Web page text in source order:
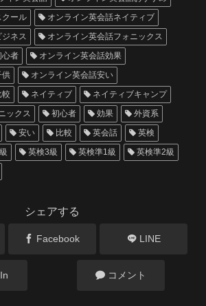
クール
オンライン英会話ネイティブ
ネス
オンライン英会話フォニックス
心者
オンライン英会話効果
供
オンライン英会話安い
較
ネイティブ
ネイティブキャンプ
ックス 初心者 効果
外資系
安い 比較 英会話
英検
英検3級 英検準1級
英検準2級
シェアする
Facebook LINE
コメント